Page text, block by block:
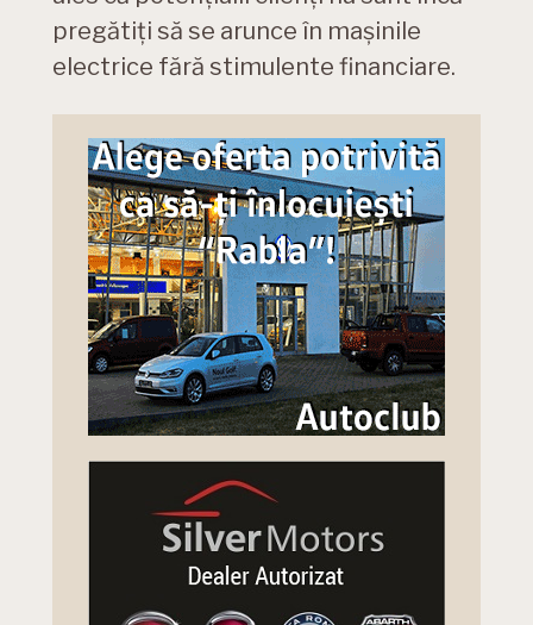
pregătiți să se arunce în mașinile
electrice fără stimulente financiare.